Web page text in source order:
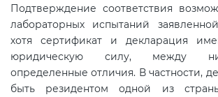
Подтверждение соответствия
лабораторных испытаний
хотя сертификат и декларация
юридическую силу, между
определенные отличия. В частности,
быть резидентом одной из